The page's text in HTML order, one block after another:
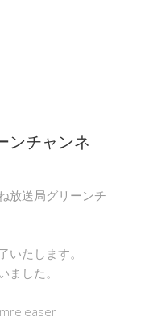
チャンネ
放送局グリーンチ
いたします。
した。